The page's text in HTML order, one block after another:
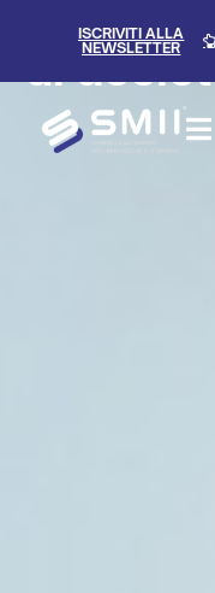
ISCRIVITI ALLA
NEWSLETTER
di